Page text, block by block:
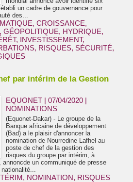
un cadre de gouvernance pour
des...
, CROISSANCE,
, GÉOPOLITIQUE, HYDRIQUE,
, INVESTISSEMENT,
, RISQUES, SÉCURITÉ,
par intérim de la Gestion
EQUONET | 07/04/2020 |
NOMINATIONS
(Equonet-Dakar) - Le groupe de la
Banque africaine de développement
(Bad) a le plaisir d'annoncer la
nomination de Nourredine Lafhel au
poste de chef de la gestion des
risques du groupe par intérim, à
un communiqué de presse
, NOMINATION, RISQUES